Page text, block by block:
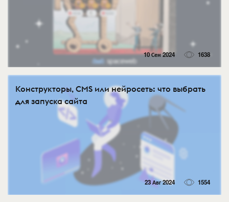
10 Сен 2024 1638
Конструкторы, CMS или нейросеть: что выбрать
для запуска сайта
23 Авг 2024 1554